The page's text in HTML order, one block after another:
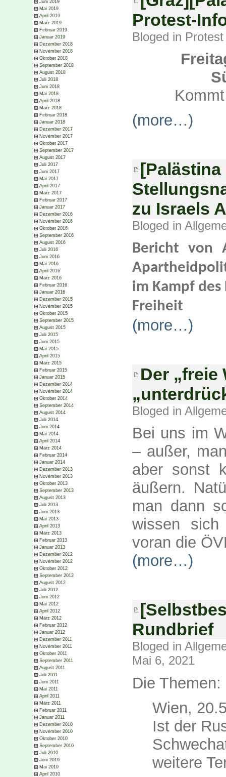
Juni 2019
Mai 2019
April 2019
März 2019
Februar 2019
Januar 2019
Dezember 2018
November 2018
Oktober 2018
September 2018
August 2018
Juli 2018
Juni 2018
Mai 2018
April 2018
März 2018
Februar 2018
Januar 2018
Dezember 2017
November 2017
Oktober 2017
September 2017
August 2017
Juli 2017
Juni 2017
Mai 2017
April 2017
März 2017
Februar 2017
Januar 2017
Dezember 2016
November 2016
Oktober 2016
September 2016
August 2016
Juli 2016
Juni 2016
Mai 2016
April 2016
März 2016
Februar 2016
Januar 2016
Dezember 2015
November 2015
Oktober 2015
September 2015
August 2015
Juli 2015
Juni 2015
Mai 2015
April 2015
März 2015
Februar 2015
Januar 2015
Dezember 2014
November 2014
Oktober 2014
September 2014
August 2014
Juli 2014
Juni 2014
Mai 2014
April 2014
März 2014
Februar 2014
Januar 2014
Dezember 2013
November 2013
Oktober 2013
September 2013
August 2013
Juli 2013
Juni 2013
Mai 2013
April 2013
März 2013
Februar 2013
Januar 2013
Dezember 2012
November 2012
Oktober 2012
September 2012
August 2012
Juli 2012
Juni 2012
Mai 2012
April 2012
März 2012
Februar 2012
Januar 2012
Dezember 2011
November 2011
Oktober 2011
September 2011
August 2011
Juli 2011
Juni 2011
Mai 2011
April 2011
März 2011
Februar 2011
Januar 2011
Dezember 2010
November 2010
Oktober 2010
September 2010
Juli 2010
Juni 2010
Mai 2010
April 2010
Protest-
Bloged in Protest
(more…)
zu Israels
Bloged in
Bericht von
im Kampf des
Freiheit
(more…)
Der „freie
Bloged in
Bei uns im
– außer,
aber sonst
äußern.
man dann
wissen
voran die
(more…)
Rundbrief
Bloged in
Mai 6, 2021
Die Themen:
Wien,
Ist der
weitere